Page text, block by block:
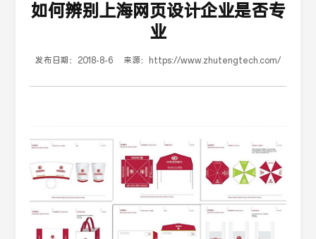
如何辨别上海网页设计企业是否专
业
发布日期： 2018-8-6 来源： https://www.zhutengtech.com/